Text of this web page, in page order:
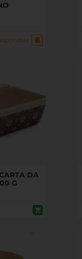
DA
G